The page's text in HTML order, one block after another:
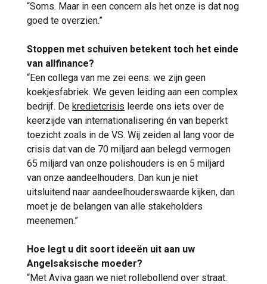
“Soms. Maar in een concern als het onze is dat nog
goed te overzien.”
Stoppen met schuiven betekent toch het einde
van allfinance?
“Een collega van me zei eens: we zijn geen
koekjesfabriek. We geven leiding aan een complex
bedrijf. De kredietcrisis leerde ons iets over de
keerzijde van internationalisering én van beperkt
toezicht zoals in de VS. Wij zeiden al lang voor de
crisis dat van de 70 miljard aan belegd vermogen
65 miljard van onze polishouders is en 5 miljard
van onze aandeelhouders. Dan kun je niet
uitsluitend naar aandeelhouderswaarde kijken, dan
moet je de belangen van alle stakeholders
meenemen.”
Hoe legt u dit soort ideeën uit aan uw
Angelsaksische moeder?
“Met Aviva gaan we niet rollebollend over straat.